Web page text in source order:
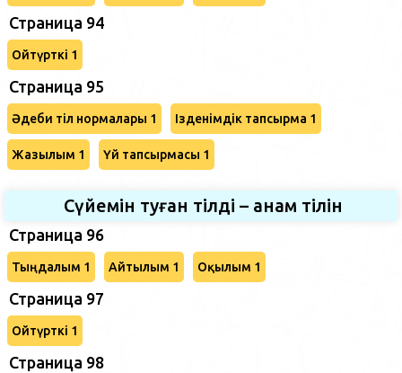
Страница 94
Ойтүрткі 1
Страница 95
Әдеби тіл нормалары 1 Ізденімдік тапсырма 1
Жазылым 1 Үй тапсырмасы 1
Сүйемін туған тілді – анам тілін
Страница 96
Тыңдалым 1 Айтылым 1 Оқылым 1
Страница 97
Ойтүрткі 1
Страница 98